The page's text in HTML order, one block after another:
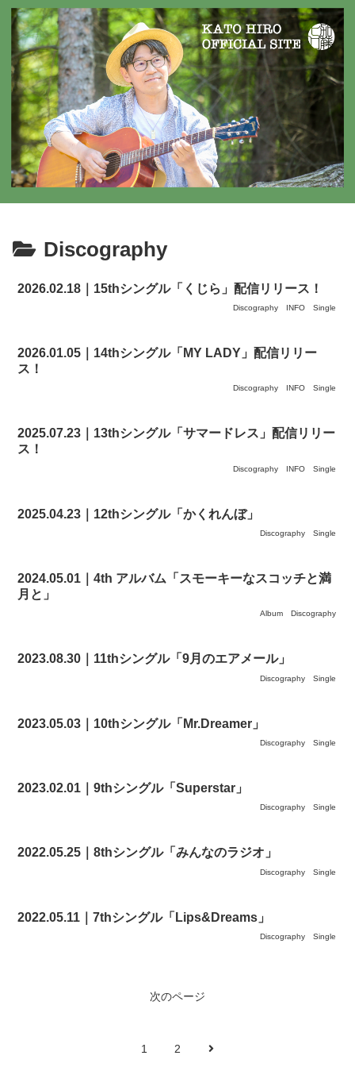
Discography
2026.02.18｜15thシングル「くじら」配信リリース！
Discography INFO Single
2026.01.05｜14thシングル「MY LADY」配信リリー
ス！
Discography INFO Single
2025.07.23｜13thシングル「サマードレス」配信リリー
ス！
Discography INFO Single
2025.04.23｜12thシングル「かくれんぼ」
Discography Single
2024.05.01｜4th アルバム「スモーキーなスコッチと満
月と」
Album Discography
2023.08.30｜11thシングル「9月のエアメール」
Discography Single
2023.05.03｜10thシングル「Mr.Dreamer」
Discography Single
2023.02.01｜9thシングル「Superstar」
Discography Single
2022.05.25｜8thシングル「みんなのラジオ」
Discography Single
2022.05.11｜7thシングル「Lips&Dreams」
Discography Single
次のページ
1 2 次